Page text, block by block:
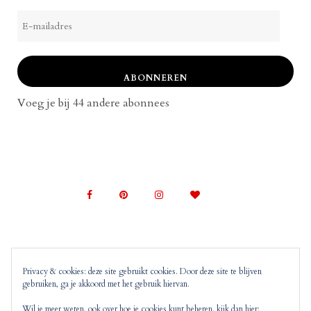
mailadres
ABONNEREN
Voeg je bij 44 andere abonnees
© 2022 Mom on Top |Copyright, Disclaimer en
PrivacyverklaringMom on Top bevat advertenties en
Privacy & cookies: deze site gebruikt cookies. Door deze site te blijven
gebruiken, ga je akkoord met het gebruik hiervan.